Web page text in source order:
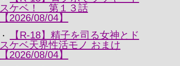
スケベ！ 第１３話
【2026/08/04】
・
【R-18】精子を司る女神とド
スケベ天界性活モノ おまけ
【2026/08/04】